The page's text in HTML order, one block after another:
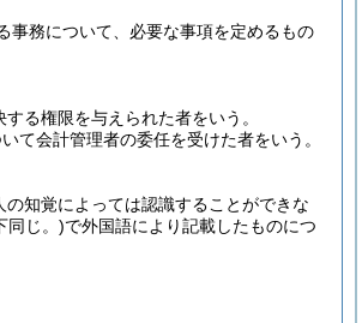
事務について、必要な事項を定めるもの
る権限を与えられた者をいう。
て会計管理者の委任を受けた者をいう。
知覚によっては認識することができな
同じ。)で外国語により記載したものにつ